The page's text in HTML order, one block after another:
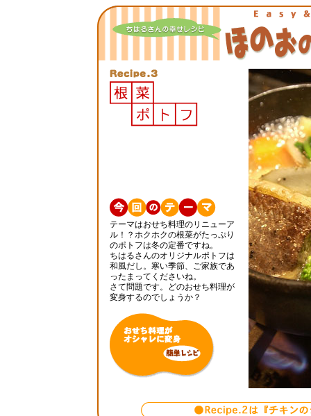
テーマはおせち料理のリニューア
ル！？ホクホクの根菜がたっぷり
のポトフは冬の定番ですね。
ちはるさんのオリジナルポトフは
和風だし。寒い季節、ご家族であ
ったまってくださいね。
さて問題です。どのおせち料理が
変身するのでしょうか？